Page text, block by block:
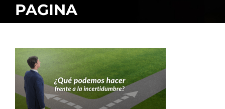
PAGINA